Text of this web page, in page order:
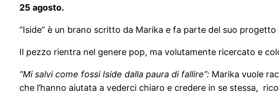
25 agosto.
“Iside” è un brano scritto da Marika e fa parte del suo
Il pezzo rientra nel genere pop, ma volutamente ricercato e
“Mi salvi come fossi Iside dalla paura di fallire”: Marika vuole
che l’hanno aiutata a vederci chiaro e credere in se stessa,